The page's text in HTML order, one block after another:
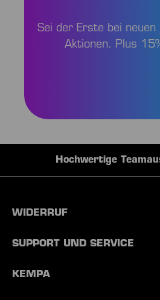
Sei der Erste bei neuen
Aktionen. Plus
Hochwertige
WIDERRUF
SUPPORT UND SERVICE
KEMPA